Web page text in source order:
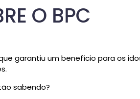
O BPC
garantiu um benefício para os
sabendo?